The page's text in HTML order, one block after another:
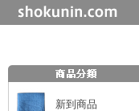
新到商品